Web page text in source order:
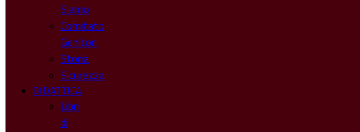
Siamo
Comitato
Genitori
Storia
Sicurezza
DIDATTICA
Libri
di